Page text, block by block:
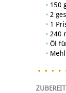
150
2
1
240
Öl